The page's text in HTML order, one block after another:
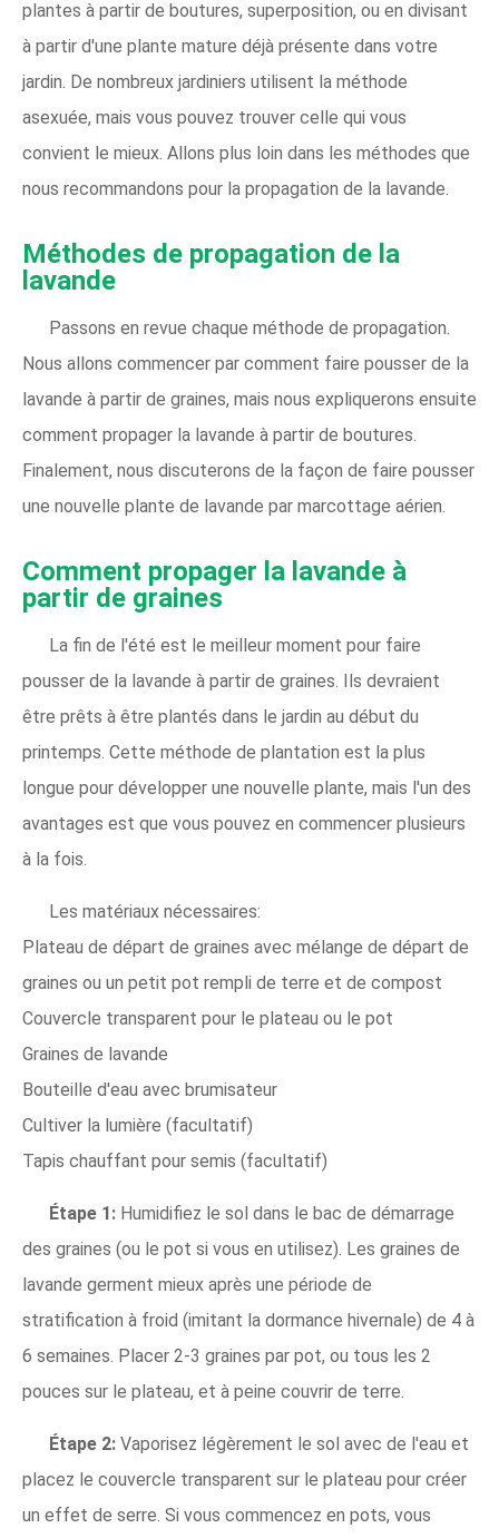
plantes à partir de boutures, superposition, ou en divisant
à partir d'une plante mature déjà présente dans votre
jardin. De nombreux jardiniers utilisent la méthode
asexuée, mais vous pouvez trouver celle qui vous
convient le mieux. Allons plus loin dans les méthodes que
nous recommandons pour la propagation de la lavande.
Méthodes de propagation de la
lavande
Passons en revue chaque méthode de propagation.
Nous allons commencer par comment faire pousser de la
lavande à partir de graines, mais nous expliquerons ensuite
comment propager la lavande à partir de boutures.
Finalement, nous discuterons de la façon de faire pousser
une nouvelle plante de lavande par marcottage aérien.
Comment propager la lavande à
partir de graines
La fin de l'été est le meilleur moment pour faire
pousser de la lavande à partir de graines. Ils devraient
être prêts à être plantés dans le jardin au début du
printemps. Cette méthode de plantation est la plus
longue pour développer une nouvelle plante, mais l'un des
avantages est que vous pouvez en commencer plusieurs
à la fois.
Les matériaux nécessaires:
Plateau de départ de graines avec mélange de départ de
graines ou un petit pot rempli de terre et de compost
Couvercle transparent pour le plateau ou le pot
Graines de lavande
Bouteille d'eau avec brumisateur
Cultiver la lumière (facultatif)
Tapis chauffant pour semis (facultatif)
Étape 1: Humidifiez le sol dans le bac de démarrage
des graines (ou le pot si vous en utilisez). Les graines de
lavande germent mieux après une période de
stratification à froid (imitant la dormance hivernale) de 4 à
6 semaines. Placer 2-3 graines par pot, ou tous les 2
pouces sur le plateau, et à peine couvrir de terre.
Étape 2: Vaporisez légèrement le sol avec de l'eau et
placez le couvercle transparent sur le plateau pour créer
un effet de serre. Si vous commencez en pots, vous